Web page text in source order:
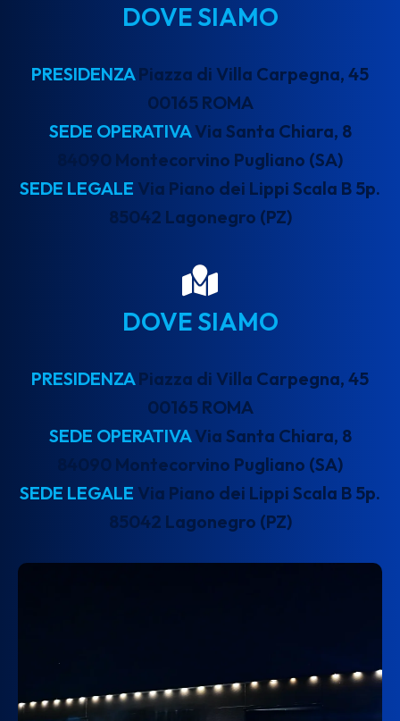
DOVE SIAMO
PRESIDENZA Piazza di Villa Carpegna, 45
00165 ROMA
SEDE OPERATIVA Via Santa Chiara, 8
84090 Montecorvino Pugliano (SA)
SEDE LEGALE Via Piano dei Lippi Scala B 5p.
85042 Lagonegro (PZ)
DOVE SIAMO
PRESIDENZA Piazza di Villa Carpegna, 45
00165 ROMA
SEDE OPERATIVA Via Santa Chiara, 8
84090 Montecorvino Pugliano (SA)
SEDE LEGALE Via Piano dei Lippi Scala B 5p.
85042 Lagonegro (PZ)